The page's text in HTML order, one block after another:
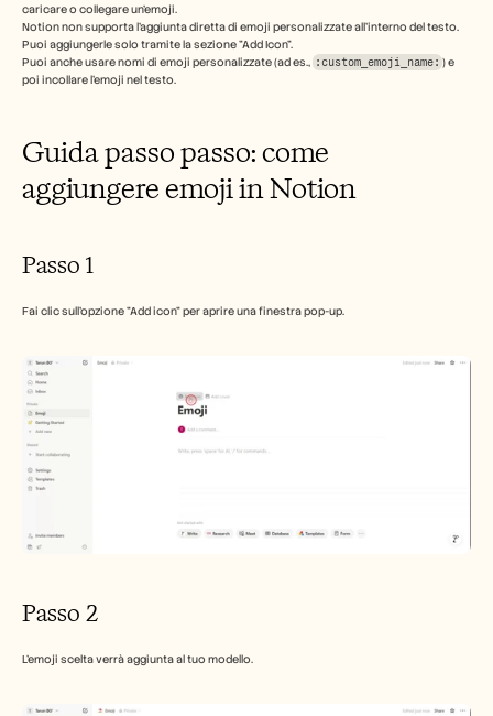
caricare o collegare un'emoji.
Notion non supporta l'aggiunta diretta di emoji personalizzate all'interno del testo.
Puoi aggiungerle solo tramite la sezione "Add Icon".
Puoi anche usare nomi di emoji personalizzate (ad es., :custom_emoji_name: ) e
poi incollare l'emoji nel testo.
Guida passo passo: come
aggiungere emoji in Notion
Passo 1
Fai clic sull'opzione "Add icon" per aprire una finestra pop-up.
Passo 2
L'emoji scelta verrà aggiunta al tuo modello.
Carriere
Inizia la prova gratuita